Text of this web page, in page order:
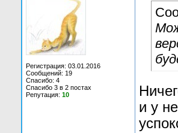
Регистрация: 03.01.2016
Сообщений: 19
Спасибо: 4
Спасибо 3 в 2 постах
Репутация: 10
и у